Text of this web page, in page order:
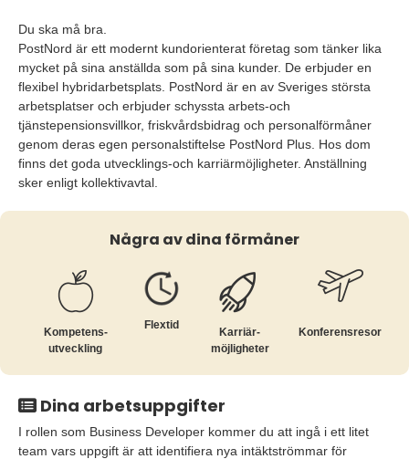
Du ska må bra.
PostNord är ett modernt kundorienterat företag som tänker lika
mycket på sina anställda som på sina kunder. De erbjuder en
flexibel hybridarbetsplats. PostNord är en av Sveriges största
arbetsplatser och erbjuder schyssta arbets-och
tjänstepensionsvillkor, friskvårdsbidrag och personalförmåner
genom deras egen personalstiftelse PostNord Plus. Hos dom
finns det goda utvecklings-och karriärmöjligheter. Anställning
sker enligt kollektivavtal.
Några av dina förmåner
Kompetens­
utveckling
Flextid
Karriär­
möjligheter
Konferensresor
Dina arbetsuppgifter
I rollen som Business Developer kommer du att ingå i ett litet
team vars uppgift är att identifiera nya intäktströmmar för